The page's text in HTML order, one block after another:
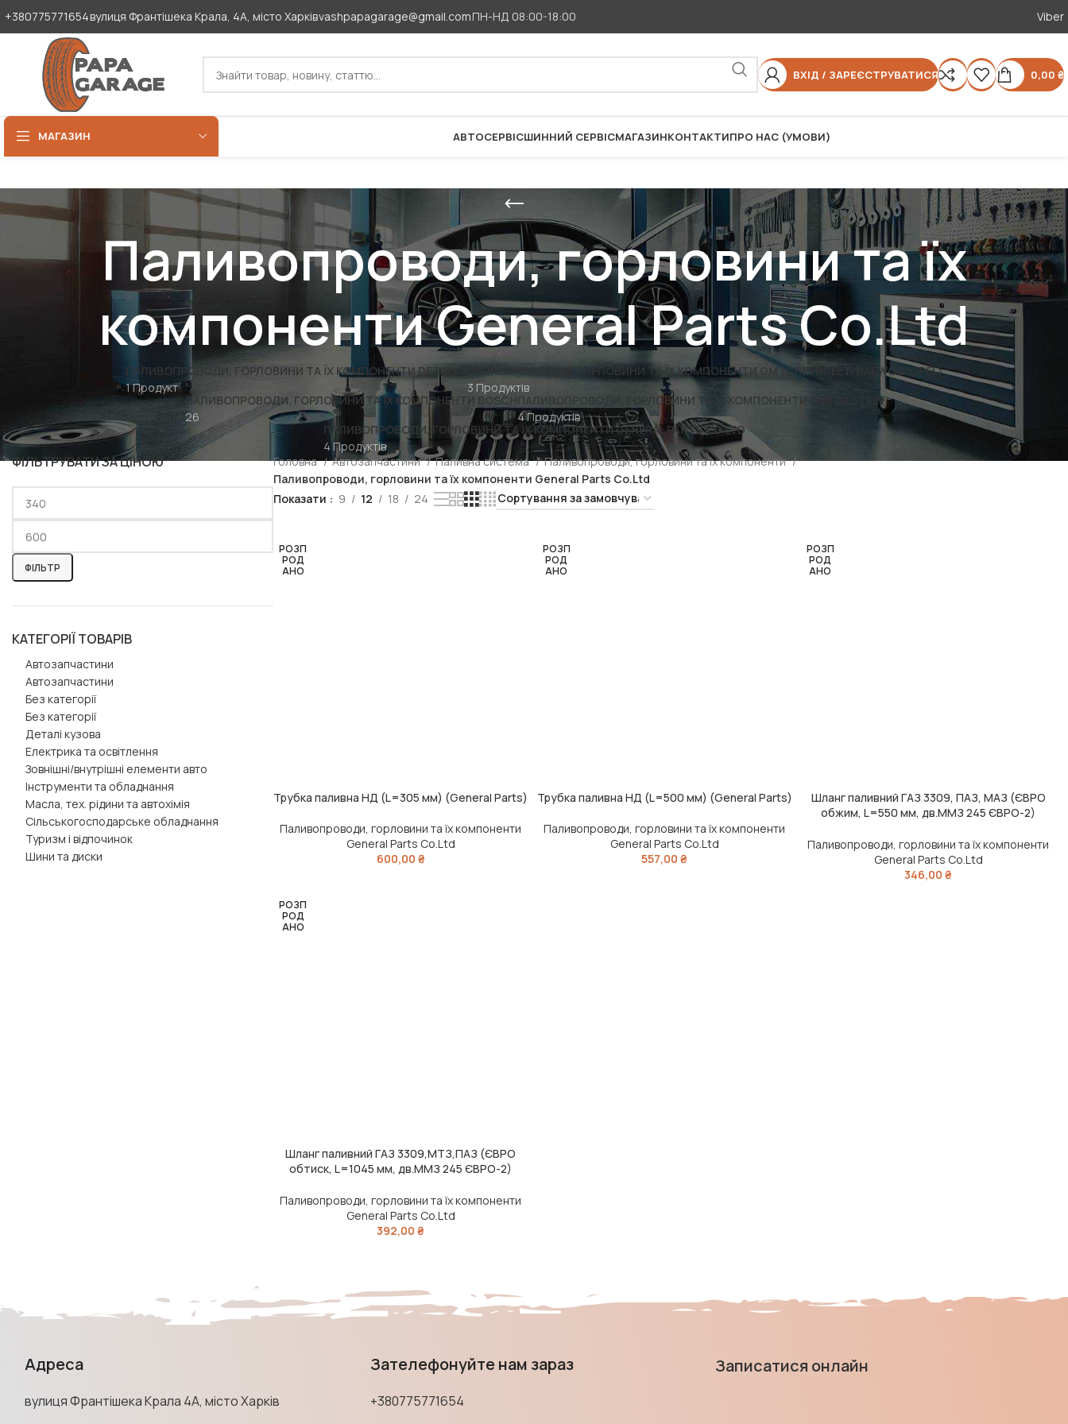
+380775771654вулиця Франтішека Крала, 4А, місто Харківvashpapagarage@gmail.comПН-НД 08:00-18:00 Viber
ВХІД / ЗАРЕЄСТРУВАТИСЯ 0,00 ₴
МАГАЗИН АВТОСЕРВІСШИННИЙ СЕРВІСМАГАЗИНКОНТАКТИПРО НАС (УМОВИ)
Паливопроводи, горловини та їх
компоненти General Parts Co.Ltd
ПАЛИВОПРОВОДИ, ГОРЛОВИНИ ТА ЇХ КОМПОНЕНТИ DETALKA
1 Продукт
ПАЛИВОПРОВОДИ, ГОРЛОВИНИ ТА ЇХ КОМПОНЕНТИ GM (CHEVROLET/DAEWOO/OPEL)
3 Продуктів
ПАЛИВОПРОВОДИ, ГОРЛОВИНИ ТА ЇХ КОМПОНЕНТИ BOSCH
26
ПАЛИВОПРОВОДИ, ГОРЛОВИНИ ТА ЇХ КОМПОНЕНТИ FEBI BILSTEIN
4 Продуктів
ПАЛИВОПРОВОДИ, ГОРЛОВИНИ ТА ЇХ КОМПОНЕНТИ GENERAL PARTS CO.LTD
4 Продуктів
ФІЛЬТРУВАТИ ЗА ЦІНОЮ
ФІЛЬТР
КАТЕГОРІЇ ТОВАРІВ
Автозапчастини
Автозапчастини
Без категорії
Без категорії
Деталі кузова
Електрика та освітлення
Зовнішні/внутрішні елементи авто
Інструменти та обладнання
Масла, тех. рідини та автохімія
Сільськогосподарське обладнання
Туризм і відпочинок
Шини та диски
Головна Автозапчастини Паливна система
Паливопроводи, горловини та їх компоненти
Паливопроводи, горловини та їх компоненти General Parts Co.Ltd
Показати
9 12 18 24
РОЗП
РОД
АНО
ЧИТАТИ ДАЛІ
Трубка паливна НД (L=305 мм) (General Parts)
Паливопроводи, горловини та їх компоненти
General Parts Co.Ltd
600,00 ₴
РОЗП
РОД
АНО
ЧИТАТИ ДАЛІ
Трубка паливна НД (L=500 мм) (General Parts)
Паливопроводи, горловини та їх компоненти
General Parts Co.Ltd
557,00₴
РОЗП
РОД
АНО
ЧИТАТИ ДАЛІ
Шланг паливний ГАЗ 3309, ПАЗ, МАЗ (ЄВРО
обжим, L=550 мм, дв.ММЗ 245 ЄВРО-2)
Паливопроводи, горловини та їх компоненти
General Parts Co.Ltd
346,00₴
РОЗП
РОД
АНО
ЧИТАТИ ДАЛІ
Шланг паливний ГАЗ 3309,МТЗ,ПАЗ (ЄВРО
обтиск, L=1045 мм, дв.ММЗ 245 ЄВРО-2)
Паливопроводи, горловини та їх компоненти
General Parts Co.Ltd
392,00₴
Адреса
вулиця Франтішека Крала 4А, місто Харків
Зателефонуйте нам зараз
+380775771654
Записатися онлайн